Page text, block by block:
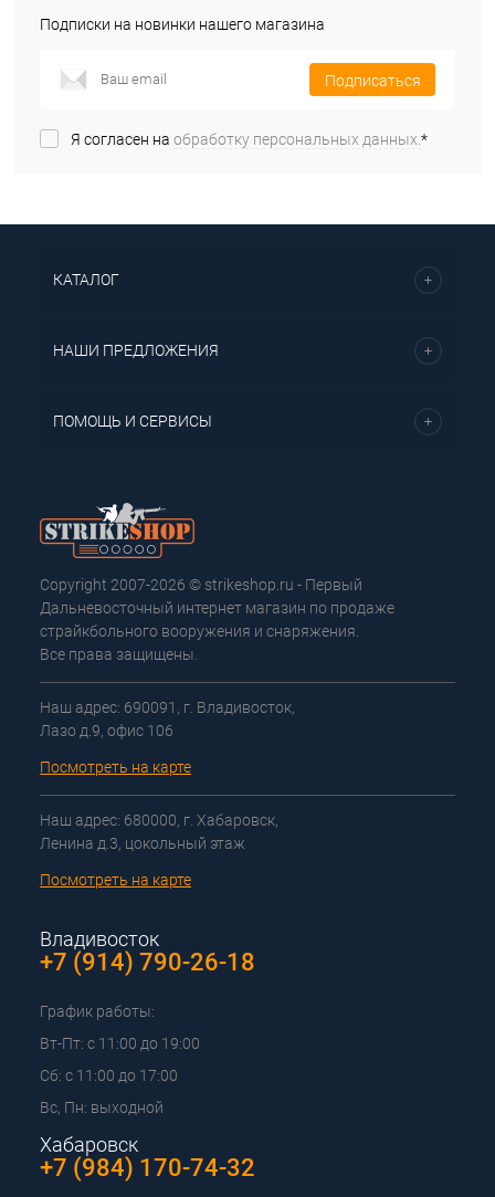
Подписки на новинки нашего магазина
Подписаться
Я согласен на обработку персональных данных.*
КАТАЛОГ
НАШИ ПРЕДЛОЖЕНИЯ
ПОМОЩЬ И СЕРВИСЫ
Copyright 2007-2026 © strikeshop.ru - Первый
Дальневосточный интернет магазин по продаже
страйкбольного вооружения и снаряжения.
Все права защищены.
Наш адрес: 690091, г. Владивосток,
Лазо д.9, офис 106
Посмотреть на карте
Наш адрес: 680000, г. Хабаровск,
Ленина д.3, цокольный этаж
Посмотреть на карте
Владивосток
+7 (914) 790-26-18
График работы:
Вт-Пт: с 11:00 до 19:00
Сб: с 11:00 до 17:00
Вс, Пн: выходной
Хабаровск
+7 (984) 170-74-32